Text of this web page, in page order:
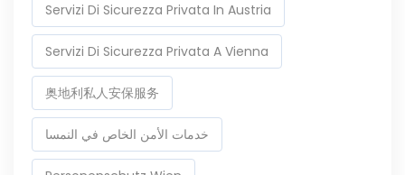
Servizi Di Sicurezza Privata In Austria
Servizi Di Sicurezza Privata A Vienna
奥地利私人安保服务
خدمات الأمن الخاص في النمسا